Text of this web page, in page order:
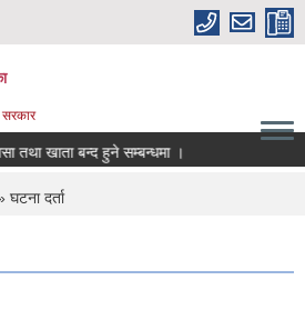
खाता बन्द हुने सम्बन्धमा ।
घटना दर्ता